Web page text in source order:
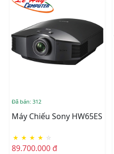
Đã bán: 312
Máy Chiếu Sony HW65ES
★ ★ ★ ★ ☆
89.700.000 đ